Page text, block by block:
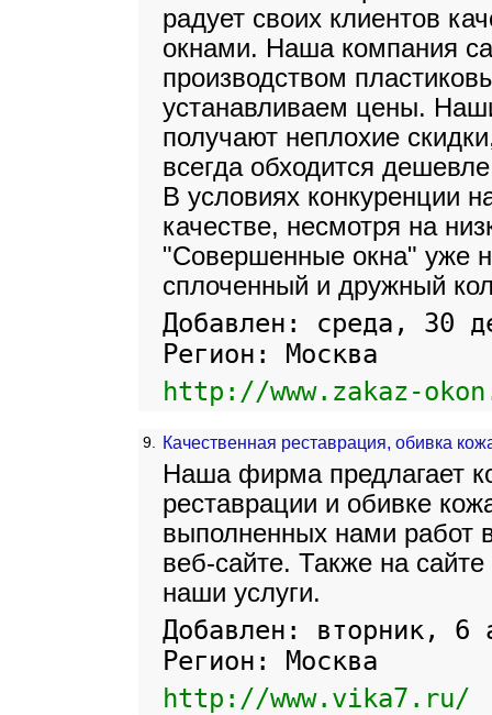
радует своих клиентов
окнами. Наша компания
производством
устанавливаем цены.
получают неплохие
всегда обходится
В условиях конкуренции
качестве, несмотря на
"Совершенные окна" уже
сплоченный и дружный
Добавлен: среда, 30
Регион: Москва
http://www.zakaz-
9. Качественная реставрация, обивка
Наша фирма предлагает
реставрации и обивке
выполненных нами работ
веб-сайте. Также на
наши услуги.
Добавлен: вторник, 6
Регион: Москва
http://www.vika7.ru/